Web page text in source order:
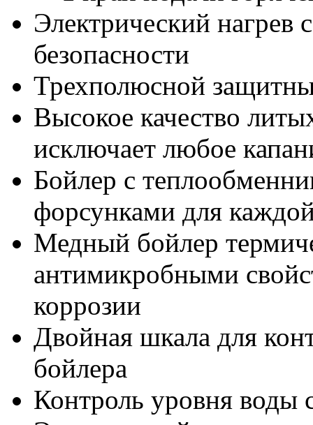
Электрический нагрев
безопасности
Трехполюсной
Высокое качество
исключает любое
Бойлер с
форсунками для
Медный бойлер
антимикробными
коррозии
Двойная шкала для
бойлера
Контроль уровня воды